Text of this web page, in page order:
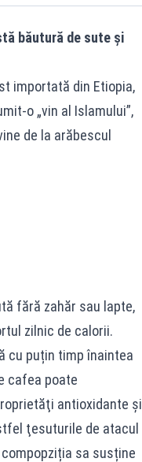
băutură de sute și
importată din Etiopia,
o „vin al Islamului”,
de la arăbescul
fără zahăr sau lapte,
zilnic de calorii.
cu puțin timp înaintea
cafea poate
antioxidante şi
ţesuturile de atacul
sa susține